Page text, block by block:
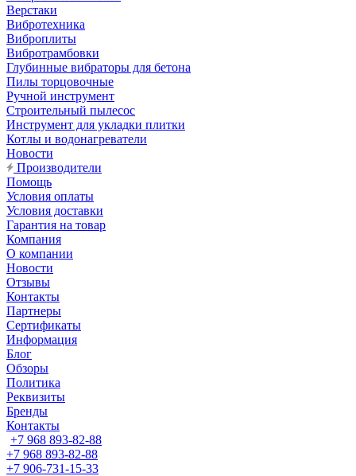
Верстаки
Вибротехника
Виброплиты
Вибротрамбовки
Глубинные вибраторы для бетона
Пилы торцовочные
Ручной инструмент
Строительный пылесос
Инструмент для укладки плитки
Котлы и водонагреватели
Новости
Производители
Помощь
Условия оплаты
Условия доставки
Гарантия на товар
Компания
О компании
Новости
Отзывы
Контакты
Партнеры
Сертификаты
Информация
Блог
Обзоры
Политика
Реквизиты
Бренды
Контакты
+7 968 893-82-88
+7 968 893-82-88
+7 906-731-15-33